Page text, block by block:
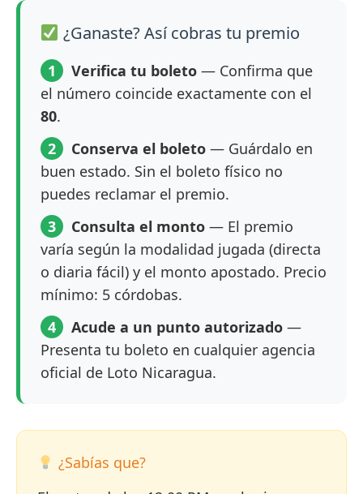
¿Ganaste? Así cobras tu premio
1 Verifica tu boleto — Confirma que
el número coincide exactamente con el
80.
2
Conserva el boleto — Guárdalo en
buen estado. Sin el boleto físico no
puedes reclamar el premio.
3
Consulta el monto — El premio
varía según la modalidad jugada (directa
o diaria fácil) y el monto apostado. Precio
mínimo: 5 córdobas.
4
Acude a un punto autorizado —
Presenta tu boleto en cualquier agencia
oficial de Loto Nicaragua.
¿Sabías que?